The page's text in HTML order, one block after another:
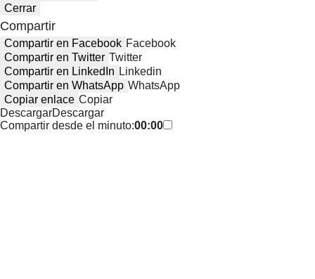
Cerrar
Compartir
Compartir en Facebook Facebook
Compartir en Twitter Twitter
Compartir en LinkedIn Linkedin
Compartir en WhatsApp WhatsApp
Copiar enlace Copiar
DescargarDescargar
Compartir desde el minuto:00:00